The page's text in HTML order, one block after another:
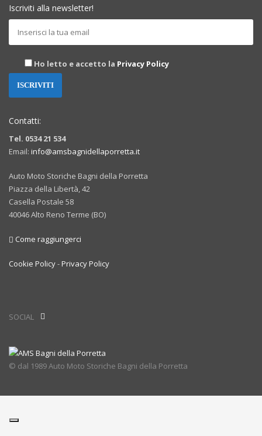
Iscriviti alla newsletter!
Ho letto e accetto la Privacy Policy
Contatti:
Tel. 0534 21 534
Email: info@amsbagnidellaporretta.it
Auto Moto Storiche Bagni della Porretta
Piazza della Libertà, 42
Casella Postale 58
40046 Alto Reno Terme (BO)
Come raggiungerci
Cookie Policy-Privacy Policy
SOCIAL
© dal 1989 Auto Moto Storiche Bagni della Porretta